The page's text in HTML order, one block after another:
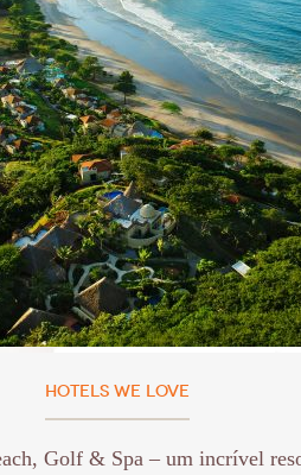
HOTELS WE LOVE
Golf & Spa – um incrível